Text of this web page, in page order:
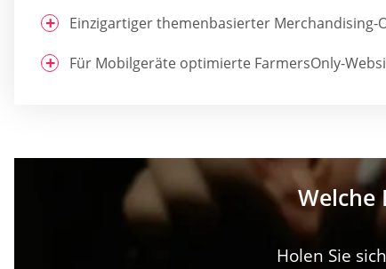
Einzigartiger themenbasierter Merchandising-
Für Mobilgeräte optimierte FarmersOnly-
Welche
Holen Sie